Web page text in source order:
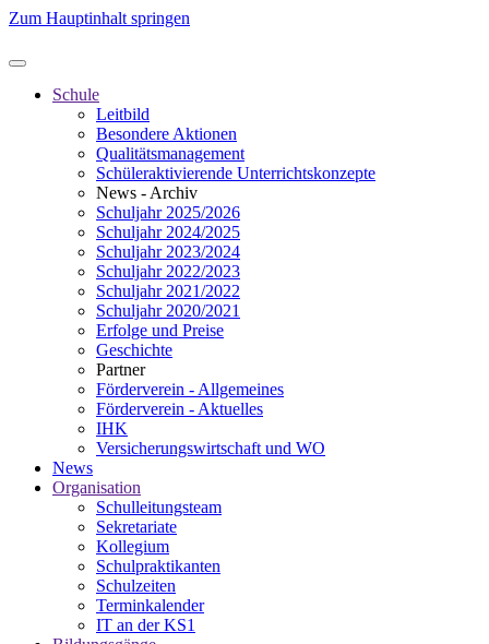
Zum Hauptinhalt springen
Schule
Leitbild
Besondere Aktionen
Qualitätsmanagement
Schüleraktivierende Unterrichtskonzepte
News - Archiv
Schuljahr 2025/2026
Schuljahr 2024/2025
Schuljahr 2023/2024
Schuljahr 2022/2023
Schuljahr 2021/2022
Schuljahr 2020/2021
Erfolge und Preise
Geschichte
Partner
Förderverein - Allgemeines
Förderverein - Aktuelles
IHK
Versicherungswirtschaft und WO
News
Organisation
Schulleitungsteam
Sekretariate
Kollegium
Schulpraktikanten
Schulzeiten
Terminkalender
IT an der KS1